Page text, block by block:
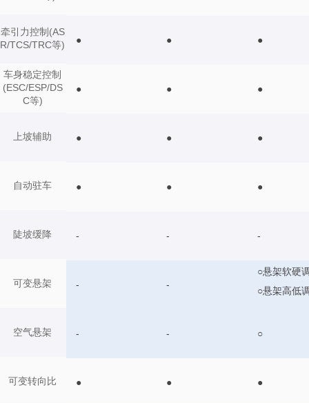
牵引力控制(AS
R/TCS/TRC等)
车身稳定控制
(ESC/ESP/DS
C等)
上坡辅助
自动驻车
陡坡缓降
可变悬架
空气悬架
可变转向比
● ● ●
● ● ●
● ● ●
● ● ●
- - -
- -
○悬架软硬
○悬架高低
- - ○
● ● ●